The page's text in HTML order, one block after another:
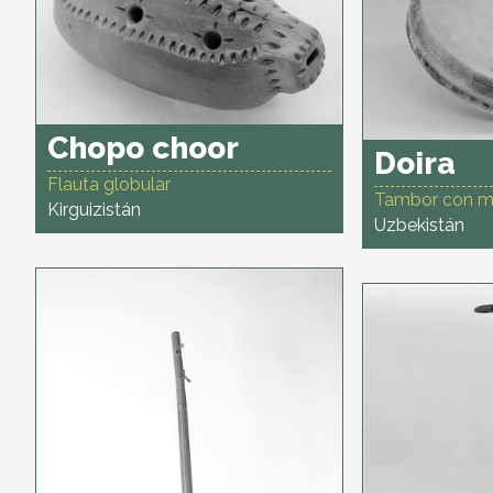
Chopo choor
Flauta globular
Kirguizistán
Doira
Tambor con
Uzbekistán